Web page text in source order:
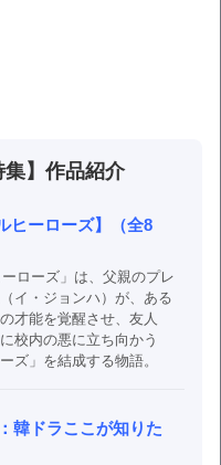
集】作品紹介
ヒーローズ】（全8
ローズ」は、父親のプレ
イ・ジョンハ）が、ある
才能を覚醒させ、友人
校内の悪に立ち向かう
ズ」を結成する物語。
韓ドラここが知りた